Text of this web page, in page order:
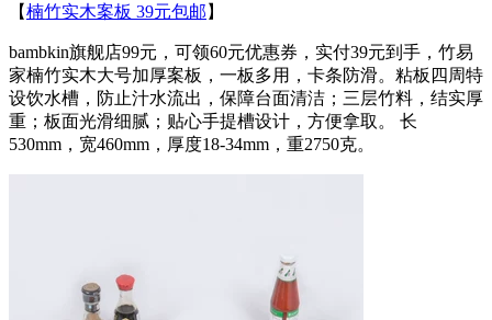
【楠竹实木案板 39元包邮 】
bambkin旗舰店99元，可领60元优惠券，实付39元到手，竹易
家楠竹实木大号加厚案板，一板多用，卡条防滑。粘板四周特
设饮水槽，防止汁水流出，保障台面清洁；三层竹料，结实厚
重；板面光滑细腻；贴心手提槽设计，方便拿取。 长
530mm，宽460mm，厚度18-34mm，重2750克。